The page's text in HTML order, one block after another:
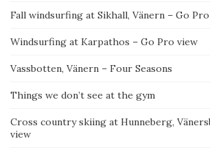
Fall windsurfing at Sikhall, Vänern – Go
Windsurfing at Karpathos – Go Pro view
Vassbotten, Vänern – Four Seasons
Things we don’t see at the gym
Cross country skiing at Hunneberg,
view